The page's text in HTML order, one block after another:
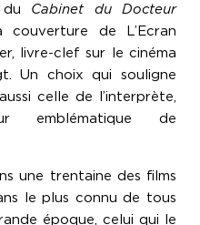
du Cabinet du Docteur
de L’Ecran
livre-clef sur le cinéma
Un choix qui souligne
celle de l’interprète,
emblématique de
une trentaine des films
le plus connu de tous
époque, celui qui le